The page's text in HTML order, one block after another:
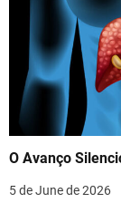
O Avanço
5 de June de 2026